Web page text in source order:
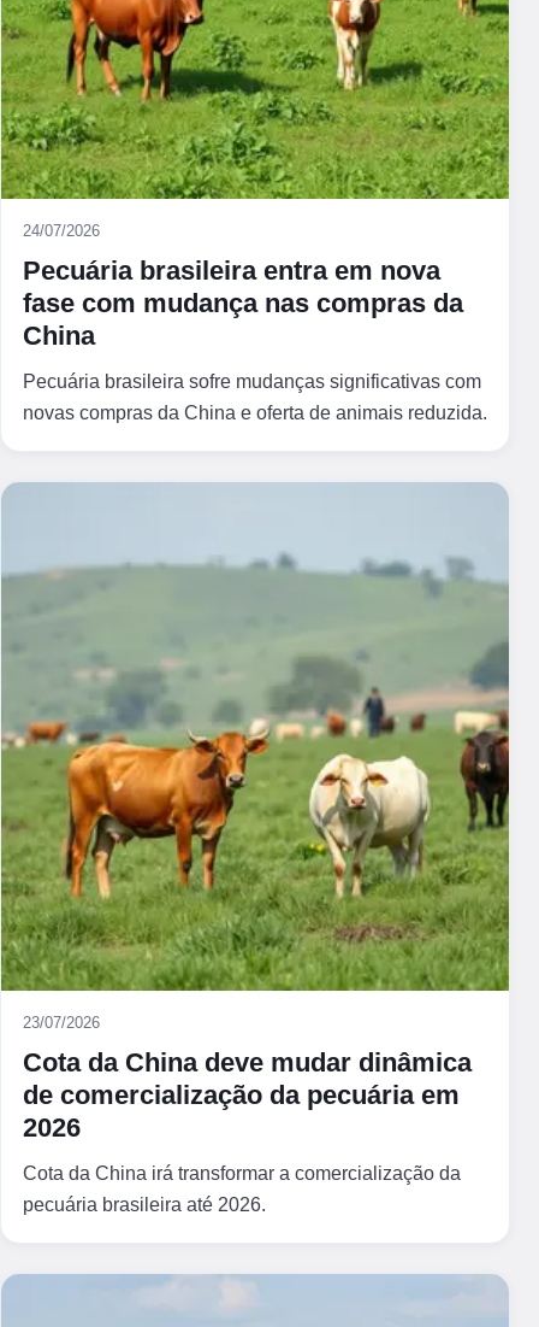
24/07/2026
Pecuária brasileira entra em nova
fase com mudança nas compras da
China
Pecuária brasileira sofre mudanças significativas com
novas compras da China e oferta de animais reduzida.
23/07/2026
Cota da China deve mudar dinâmica
de comercialização da pecuária em
2026
Cota da China irá transformar a comercialização da
pecuária brasileira até 2026.